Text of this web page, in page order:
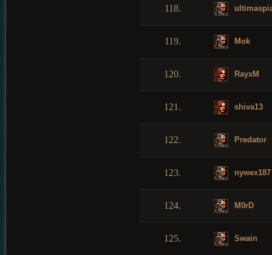
118.
119. Mok
120. RayxM
121. shiva13
122. Predator
123. nywex187
124. M0rD
125. Swain